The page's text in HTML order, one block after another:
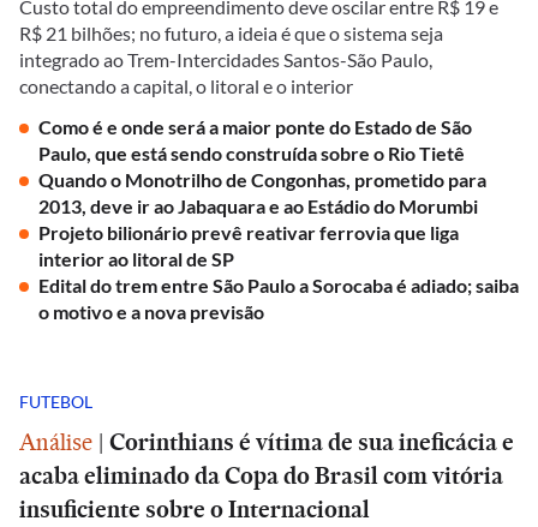
Custo total do empreendimento deve oscilar entre R$ 19 e
R$ 21 bilhões; no futuro, a ideia é que o sistema seja
integrado ao Trem-Intercidades Santos-São Paulo,
conectando a capital, o litoral e o interior
Como é e onde será a maior ponte do Estado de São
Paulo, que está sendo construída sobre o Rio Tietê
Quando o Monotrilho de Congonhas, prometido para
2013, deve ir ao Jabaquara e ao Estádio do Morumbi
Projeto bilionário prevê reativar ferrovia que liga
interior ao litoral de SP
Edital do trem entre São Paulo a Sorocaba é adiado; saiba
o motivo e a nova previsão
FUTEBOL
Análise | Corinthians é vítima de sua ineficácia e
acaba eliminado da Copa do Brasil com vitória
insuficiente sobre o Internacional